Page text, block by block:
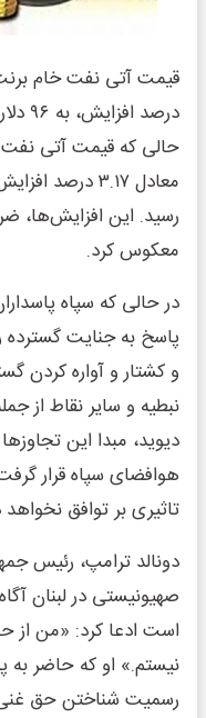
رسید. این افزایش‌ها،
معکوس کرد.
در حالی که سپاه
پاسخ به جنایت
و کشتار و آواره کردن
نبطیه و سایر نقاط از
دیوید، مبدا این
هوافضای سپاه قرار
تاثیری بر توافق
دونالد ترامپ، رئیس
صهیونیستی در لبنان
است ادعا کرد: «من از
نیستم.» او که حاضر به
رسمیت شناختن حق